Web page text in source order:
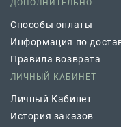
ДОПОЛНИТЕЛЬНО
Способы оплаты
Информация по
Правила возврата
ЛИЧНЫЙ КАБИНЕТ
Личный Кабинет
История заказов